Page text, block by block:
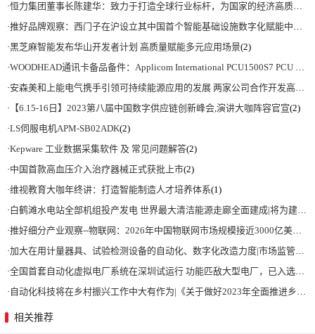
·恒力集团董事长陈建华：致力于打造全球行业标杆，为国家的经济高质量发展贡献更大力量|上海电气集团党委书记、董事长吴磊来访
·推好品牌观察：西门子在沪设立其中国首个智能基础设施数字化赋能中心
·黑芝麻智能发布华山开发者计划 高质量赋能多元应用场景(2)
·WOODHEAD通讯卡备品备件：Applicom International PCU1500S7 PCU 1500 S7 V4.5.0
·安森美和上能电气携手引领可持续能源应用的发展 两家公司合作开发高性能储能和太阳能组串式逆变器方案 以实现可持续的未来
· 【6.15-16日】2023第八届中国数字供应链创新峰会,演讲大咖阵容官宣(2)
·LS伺服电机APM-SB02ADK(2)
·Kepware 工业数据采集软件 及 常见问题解答(2)
·中国首款高血压介入治疗器械正式获批上市(2)
·维视教育大咖年终讲：打造智能制造人才培养体系(1)
·白鹤滩水电站全部机组投产发电 世界最大清洁能源走廊全面建成|将为建设新型能源体系、保障国家能源安全、实现“双碳”目标提供有力支撑
·推好细分产业观察--物联网：2026年中国物联网市场规模接近3000亿美元 智慧工厂、智慧城市、智慧电网等将占60%以上
·加大在用计量器具、试验检测设备的自动化、数字化改造力度|市场监管总局 工业和信息化部 关于促进企业计量能力提升的指导意见
·全国首套自动化虚拟电厂系统在深圳试运行 功能匹敌大型电厂，已入选国际典型案例
· 自动化科技将在乡村振兴工作中大有作为|《关于做好2023年全面推进乡村振兴重点工作的意见》发布
相关推荐